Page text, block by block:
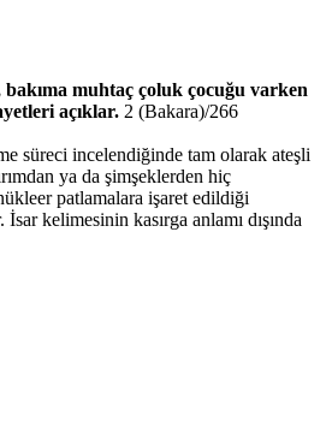
muhtaç çoluk çocuğu varken
açıklar. 2 (Bakara)/266
süreci incelendiğinde tam olarak ateşli
ya da şimşeklerden hiç
patlamalara işaret edildiği
kelimesinin kasırga anlamı dışında